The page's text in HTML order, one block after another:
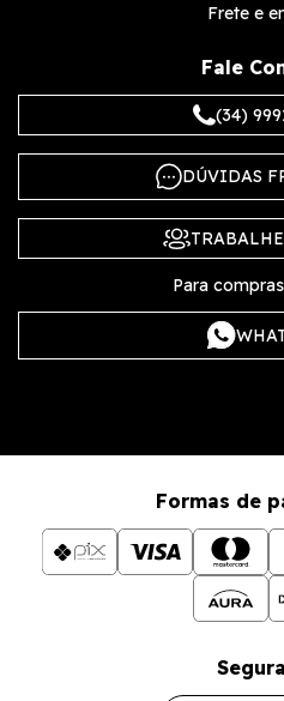
Frete e
Fale
(34)
DÚVIDAS
Para
Formas de